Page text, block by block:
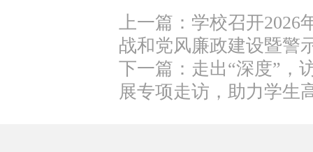
上一篇：学校召开2026
战和党风廉政建设暨警
下一篇：走出“深度”
展专项走访，助力学生